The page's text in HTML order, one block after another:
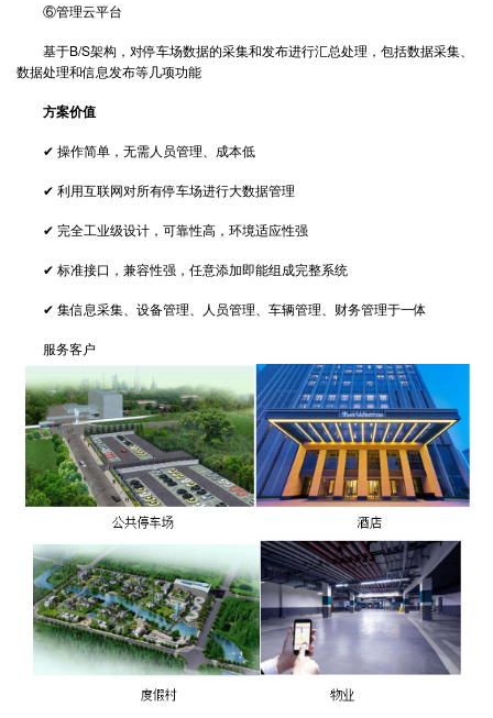
⑥管理云平台
基于B/S架构，对停车场数据的采集和发布进行汇总处理，包括数据采集、
数据处理和信息发布等几项功能
方案价值
✔ 操作简单，无需人员管理、成本低
✔ 利用互联网对所有停车场进行大数据管理
✔ 完全工业级设计，可靠性高，环境适应性强
✔ 标准接口，兼容性强，任意添加即能组成完整系统
✔ 集信息采集、设备管理、人员管理、车辆管理、财务管理于一体
服务客户